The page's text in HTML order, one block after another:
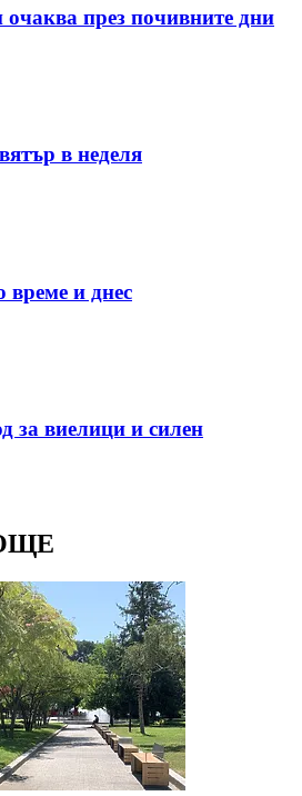
през почивните дни
в неделя
време и днес
за виелици и силен